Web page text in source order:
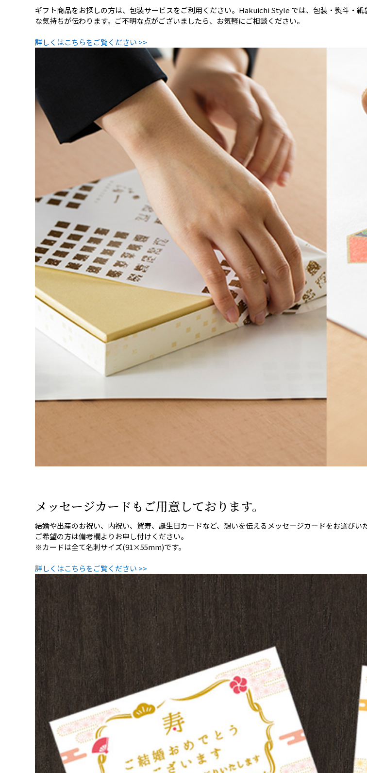
ギフト商品をお探しの方は、包装サービスをご利用ください。Hakuichi Style では、包装・熨斗・
な気持ちが伝わります。ご不明な点がございましたら、お気軽にご相談ください。
詳しくはこちらをご覧ください >>
メッセージカードもご用意しております。
結婚や出産のお祝い、内祝い、賀寿、誕生日カードなど、想いを伝えるメッセージカードをお選びい
ご希望の方は備考欄よりお申し付けください。
※カードは全て名刺サイズ(91×55mm)です。
詳しくはこちらをご覧ください >>